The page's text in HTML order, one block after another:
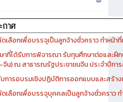
ลือกเพื่อบรรจุเป็นลูกจ้างชั่วคราว ทำหน้าที่
าที่ได้รับการพิจารณา รับทุนศึกษาต่อและฝึ
น) ณ สาธารณรัฐประชาชนจีน ประจำปีก
บการอบรมเชิงปฏิบัติการออกแบบและสร้า
ลือกเพื่อบรรจุบุคคลเป็นลูกจ้างชั่วคราว ท